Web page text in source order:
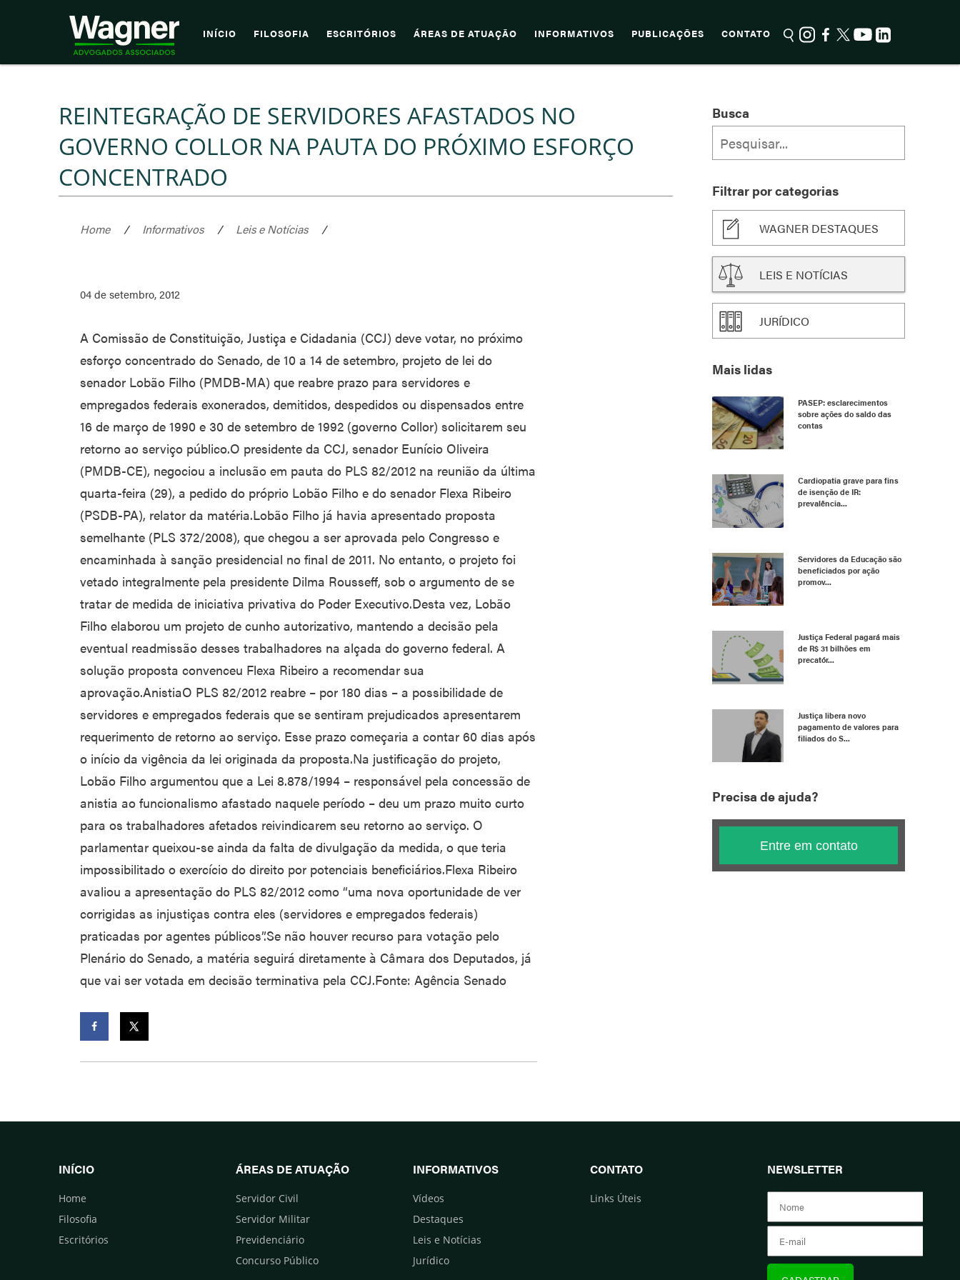
INÍCIO FILOSOFIA ESCRITÓRIOS ÁREAS DE ATUAÇÃO INFORMATIVOS PUBLICAÇÕES CONTATO
REINTEGRAÇÃO DE SERVIDORES AFASTADOS NO
GOVERNO COLLOR NA PAUTA DO PRÓXIMO ESFORÇO
CONCENTRADO
Home / Informativos / Leis e Notícias /
04 de setembro, 2012
A Comissão de Constituição, Justiça e Cidadania (CCJ) deve votar, no próximo
esforço concentrado do Senado, de 10 a 14 de setembro, projeto de lei do
senador Lobão Filho (PMDB-MA) que reabre prazo para servidores e
empregados federais exonerados, demitidos, despedidos ou dispensados entre
16 de março de 1990 e 30 de setembro de 1992 (governo Collor) solicitarem seu
retorno ao serviço público.O presidente da CCJ, senador Eunício Oliveira
(PMDB-CE), negociou a inclusão em pauta do PLS 82/2012 na reunião da última
quarta-feira (29), a pedido do próprio Lobão Filho e do senador Flexa Ribeiro
(PSDB-PA), relator da matéria.Lobão Filho já havia apresentado proposta
semelhante (PLS 372/2008), que chegou a ser aprovada pelo Congresso e
encaminhada à sanção presidencial no final de 2011. No entanto, o projeto foi
vetado integralmente pela presidente Dilma Rousseff, sob o argumento de se
tratar de medida de iniciativa privativa do Poder Executivo.Desta vez, Lobão
Filho elaborou um projeto de cunho autorizativo, mantendo a decisão pela
eventual readmissão desses trabalhadores na alçada do governo federal. A
solução proposta convenceu Flexa Ribeiro a recomendar sua
aprovação.AnistiaO PLS 82/2012 reabre – por 180 dias – a possibilidade de
servidores e empregados federais que se sentiram prejudicados apresentarem
requerimento de retorno ao serviço. Esse prazo começaria a contar 60 dias após
o início da vigência da lei originada da proposta.Na justificação do projeto,
Lobão Filho argumentou que a Lei 8.878/1994 – responsável pela concessão de
anistia ao funcionalismo afastado naquele período – deu um prazo muito curto
para os trabalhadores afetados reivindicarem seu retorno ao serviço. O
parlamentar queixou-se ainda da falta de divulgação da medida, o que teria
impossibilitado o exercício do direito por potenciais beneficiários.Flexa Ribeiro
avaliou a apresentação do PLS 82/2012 como “uma nova oportunidade de ver
corrigidas as injustiças contra eles (servidores e empregados federais)
praticadas por agentes públicos”.Se não houver recurso para votação pelo
Plenário do Senado, a matéria seguirá diretamente à Câmara dos Deputados, já
que vai ser votada em decisão terminativa pela CCJ.Fonte: Agência Senado
Busca
Filtrar por categorias
WAGNER DESTAQUES
LEIS E NOTÍCIAS
JURÍDICO
Mais lidas
PASEP: esclarecimentos
sobre ações do saldo das
contas
Cardiopatia grave para fins
de isenção de IR:
prevalência...
Servidores da Educação são
beneficiados por ação
promov...
Justiça Federal pagará mais
de R$ 31 bilhões em
precatór...
Justiça libera novo
pagamento de valores para
filiados do S...
Precisa de ajuda?
Entre em contato
INÍCIO
Home
Filosofia
Escritórios
ÁREAS DE ATUAÇÃO
Servidor Civil
Servidor Militar
Previdenciário
Concurso Público
INFORMATIVOS
Vídeos
Destaques
Leis e Notícias
Jurídico
CONTATO
Links Úteis
NEWSLETTER